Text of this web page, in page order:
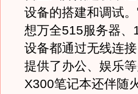
设备的搭建和调试
想万全515服务器
设备都通过无线连
提供了办公、娱乐
X300笔记本还伴随